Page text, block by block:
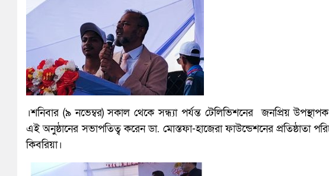
।শনিবার (৯ নভেম্বর) সকাল থেকে সন্ধ্যা পর্যন্ত টেলিভিশনের জনপ্রিয়
এই অনুষ্ঠানের সভাপতিত্ব করেন ডা. মোস্তফা-হাজেরা ফাউন্ডেশনের প্রতিষ্ঠাতা
কিবরিয়া।